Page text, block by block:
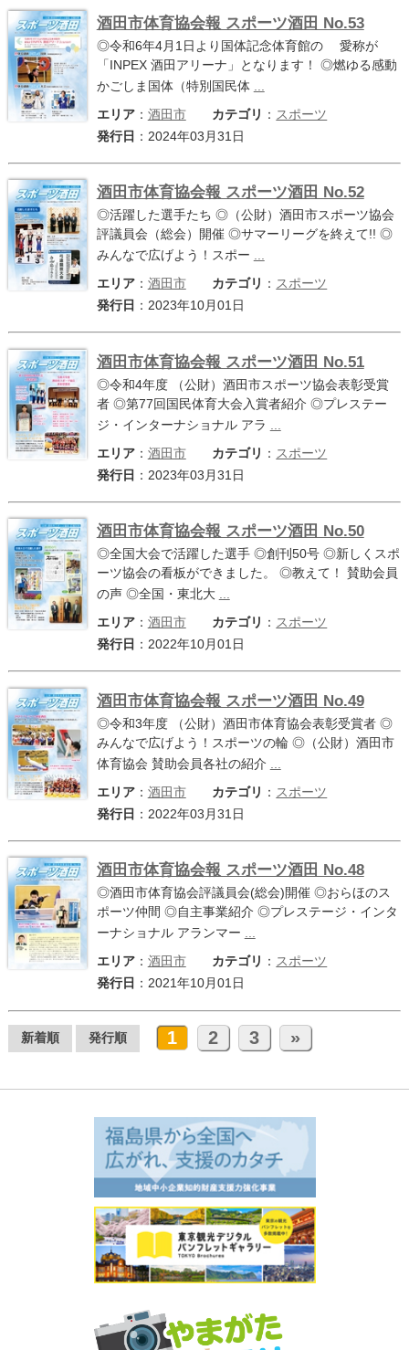
酒田市体育協会報 スポーツ酒田 No.53
◎令和6年4月1日より国体記念体育館の 愛称が
「INPEX 酒田アリーナ」となります！ ◎燃ゆる感動
かごしま国体（特別国民体
エリア： 酒田市 カテゴリ ： スポーツ
発行日 ：2024年03月31日
酒田市体育協会報 スポーツ酒田 No.52
◎活躍した選手たち ◎（公財）酒田市スポーツ協会
評議員会（総会）開催 ◎サマーリーグを終えて!! ◎
みんなで広げよう！スポー
エリア： 酒田市 カテゴリ ： スポーツ
発行日 ：2023年10月01日
酒田市体育協会報 スポーツ酒田 No.51
◎令和4年度 （公財）酒田市スポーツ協会表彰受賞
者 ◎第77回国民体育大会入賞者紹介 ◎プレステー
ジ・インターナショナル アラ
エリア： 酒田市 カテゴリ ： スポーツ
発行日 ：2023年03月31日
酒田市体育協会報 スポーツ酒田 No.50
◎全国大会で活躍した選手 ◎創刊50号 ◎新しくスポ
ーツ協会の看板ができました。 ◎教えて！ 賛助会員
の声 ◎全国・東北大
エリア： 酒田市 カテゴリ ： スポーツ
発行日 ：2022年10月01日
酒田市体育協会報 スポーツ酒田 No.49
◎令和3年度 （公財）酒田市体育協会表彰受賞者 ◎
みんなで広げよう！スポーツの輪 ◎（公財）酒田市
体育協会 賛助会員各社の紹介
エリア： 酒田市 カテゴリ ： スポーツ
発行日 ：2022年03月31日
酒田市体育協会報 スポーツ酒田 No.48
◎酒田市体育協会評議員会(総会)開催 ◎おらほのス
ポーツ仲間 ◎自主事業紹介 ◎プレステージ・インタ
ーナショナル アランマー
エリア： 酒田市 カテゴリ ： スポーツ
発行日 ：2021年10月01日
1 2 3 »